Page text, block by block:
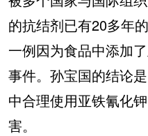
的抗结剂已有20多年
一例因为食品中添加
事件。孙宝国的结论
中合理使用亚铁氰化
害。